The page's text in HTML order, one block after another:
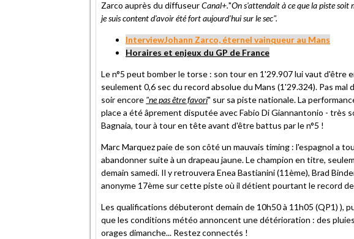
un
Zarco auprès du diffuseurCanal+."On s'attendait à ce que la piste soit
je suis content d'avoir été fort aujourd'hui sur le sec".
InterviewJohann Zarco, éternel vainqueur au Mans
Horaires et enjeux du GP de France
Le n°5 peut bomber le torse : son tour en 1'29.907 lui vaut d'être
seulement 0,6 sec du record absolue du Mans (1'29.324). Pas
soir encore "ne pas être favori" sur sa piste nationale. La
place a été âprement disputée avec Fabio Di Giannantonio - très
Bagnaia, tour à tour en tête avant d'être battus par le n°5 !
Marc Marquez paie de son côté un mauvais timing : l'espagnol a
abandonner suite à un drapeau jaune. Le champion en titre,
demain samedi. Il y retrouvera Enea Bastianini (11ème), Brad
anonyme 17ème sur cette piste où il détient pourtant le record
Les qualifications débuteront demain de 10h50 à 11h05 (QP1) ),
que les conditions météo annoncent une détérioration : des
orages dimanche... Restez connectés !